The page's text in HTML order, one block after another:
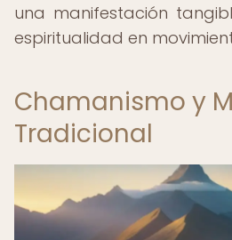
una manifestación
espiritualidad en
Chamanismo y
Tradicional